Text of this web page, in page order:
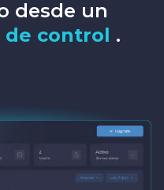
desde un
control .